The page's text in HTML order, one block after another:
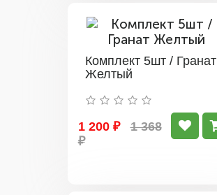
Комплект 5шт / Гранат
Желтый
1 200 ₽
1 368
₽